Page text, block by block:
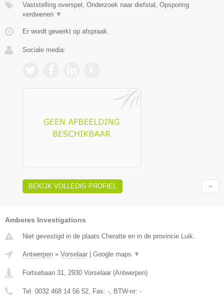
Vaststelling overspel, Onderzoek naar diefstal, Opsporing
verdwenen ▼
Er wordt gewerkt op afspraak.
Sociale media:
BEKIJK VOLLEDIG PROFIEL
Amberes Investigations
Niet gevestigd in de plaats Cheratte en in de provincie Luik.
Antwerpen » Vorselaar Google maps ▼
Fortsebaan 31, 2930 Vorselaar (Antwerpen)
Tel: 0032 468 14 56 52, Fax: -, BTW-nr: -